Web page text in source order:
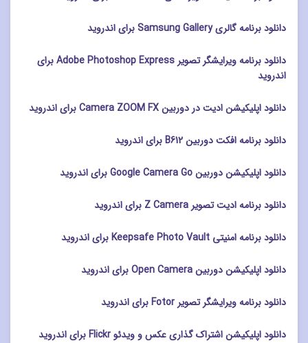
دانلود برنامه گالری Samsung Gallery برای اندروید
دانلود برنامه ویرایشگر تصویر Adobe Photoshop Express برای
اندروید
دانلود اپلیکیشن ادیت در دوربین Camera ZOOM FX برای اندروید
دانلود برنامه افکت دوربین B612 برای اندروید
دانلود اپلیکیشن دوربین Google Camera Go برای اندروید
دانلود برنامه ادیت تصویر Z Camera برای اندروید
دانلود برنامه امنیتی Keepsafe Photo Vault برای اندروید
دانلود اپلیکیشن دوربین Open Camera برای اندروید
دانلود برنامه ویرایشگر تصویر Fotor برای اندروید
دانلود اپلیکیشن اشتراک گذاری عکس و ویدئو Flickr برای اندروید